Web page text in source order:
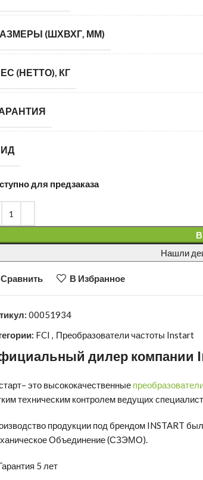
(ШХВХГ, ММ)
(НЕТТО), КГ
для предзаказа
Нашли
Сравнить В Избранное
00051934
FCI , Преобразователи частоты Instart
дилер компании
– это высококачественные
техническим контролем ведущих
продукции под брендом INSTART
Объединение (СЗЭМО).
5 лет